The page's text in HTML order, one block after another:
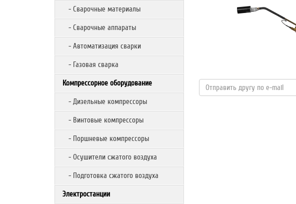
- Сварочные материалы
- Сварочные аппараты
- Автоматизация сварки
- Газовая сварка
Компрессорное оборудование
- Дизельные компрессоры
- Винтовые компрессоры
- Поршневые компрессоры
- Осушители сжатого воздуха
- Подготовка сжатого воздуха
Электростанции